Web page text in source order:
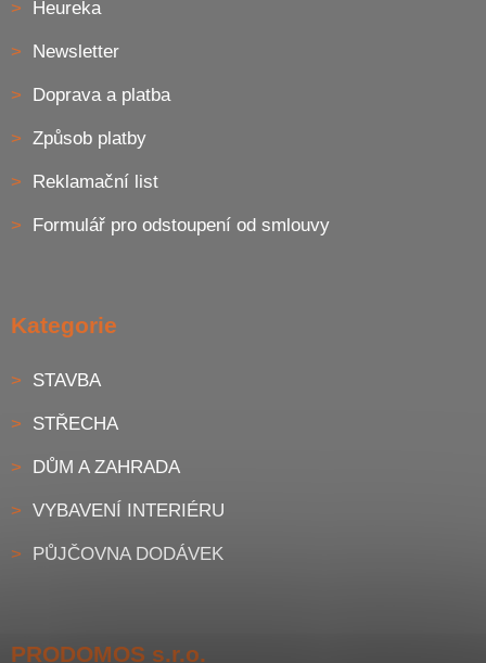
Heureka
Newsletter
Doprava a platba
Způsob platby
Reklamační list
Formulář pro odstoupení od smlouvy
Kategorie
STAVBA
STŘECHA
DŮM A ZAHRADA
VYBAVENÍ INTERIÉRU
PŮJČOVNA DODÁVEK
PRODOMOS s.r.o.